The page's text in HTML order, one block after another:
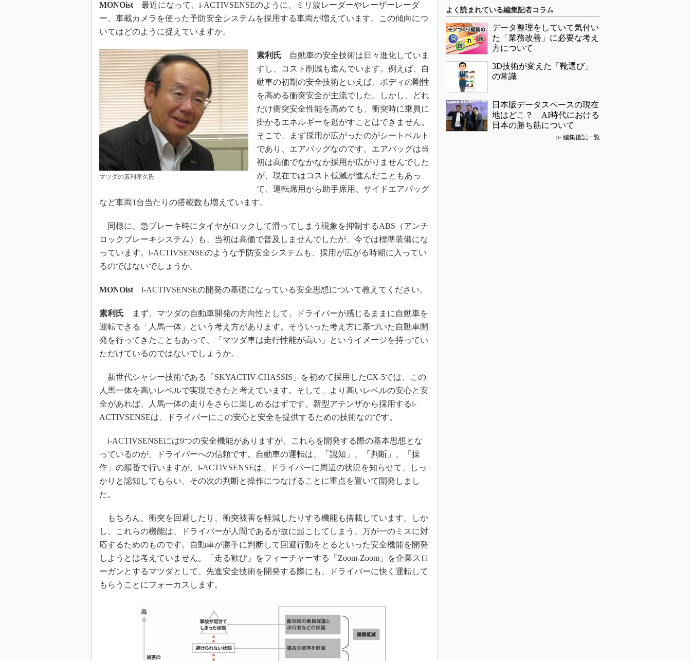
MONOist 最近になって、i-ACTIVSENSEのように、ミリ波レーダーやレーザーレーダ
ー、車載カメラを使った予防安全システムを採用する車両が増えています。この傾向につ
いてはどのように捉えていますか。
マツダの素利孝久氏
素利氏 自動車の安全技術は日々進化していま
すし、コスト削減も進んでいます。例えば、自
動車の初期の安全技術といえば、ボディの剛性
を高める衝突安全が主流でした。しかし、どれ
だけ衝突安全性能を高めても、衝突時に乗員に
掛かるエネルギーを逃がすことはできません。
そこで、まず採用が広がったのがシートベルト
であり、エアバッグなのです。エアバッグは当
初は高価でなかなか採用が広がりませんでした
が、現在ではコスト低減が進んだこともあっ
て、運転席用から助手席用、サイドエアバッグ
など車両1台当たりの搭載数も増えています。
同様に、急ブレーキ時にタイヤがロックして滑ってしまう現象を抑制するABS（アンチ
ロックブレーキシステム）も、当初は高価で普及しませんでしたが、今では標準装備にな
っています。i-ACTIVSENSEのような予防安全システムも、採用が広がる時期に入ってい
るのではないでしょうか。
MONOist i-ACTIVSENSEの開発の基礎になっている安全思想について教えてください。
素利氏 まず、マツダの自動車開発の方向性として、ドライバーが感じるままに自動車を
運転できる「人馬一体」という考え方があります。そういった考え方に基づいた自動車開
発を行ってきたこともあって、「マツダ車は走行性能が高い」というイメージを持ってい
ただけているのではないでしょうか。
新世代シャシー技術である「SKYACTIV-CHASSIS」を初めて採用したCX-5では、この
人馬一体を高いレベルで実現できたと考えています。そして、より高いレベルの安心と安
全があれば、人馬一体の走りをさらに楽しめるはずです。新型アテンザから採用するi-
ACTIVSENSEは、ドライバーにこの安心と安全を提供するための技術なのです。
i-ACTIVSENSEには9つの安全機能がありますが、これらを開発する際の基本思想とな
っているのが、ドライバーへの信頼です。自動車の運転は、「認知」、「判断」、「操
作」の順番で行いますが、i-ACTIVSENSEは、ドライバーに周辺の状況を知らせて、しっ
かりと認知してもらい、その次の判断と操作につなげることに重点を置いて開発しまし
た。
もちろん、衝突を回避したり、衝突被害を軽減したりする機能も搭載しています。しか
し、これらの機能は、ドライバーが人間であるが故に起こしてしまう、万が一のミスに対
応するためのものです。自動車が勝手に判断して回避行動をとるといった安全機能を開発
しようとは考えていません。「走る歓び」をフィーチャーする「Zoom-Zoom」を企業スロ
ーガンとするマツダとして、先進安全技術を開発する際にも、ドライバーに快く運転して
もらうことにフォーカスします。
よく読まれている編集記者コラム
データ整理をしていて気付い
た「業務改善」に必要な考え
方について
3D技術が変えた「靴選び」
の常識
日本版データスペースの現在
地はどこ？ AI時代における
日本の勝ち筋について
≫ 編集後記一覧